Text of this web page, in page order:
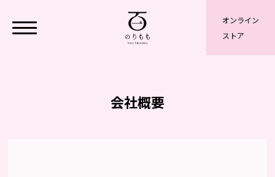
オンライン
ストア
会社概要